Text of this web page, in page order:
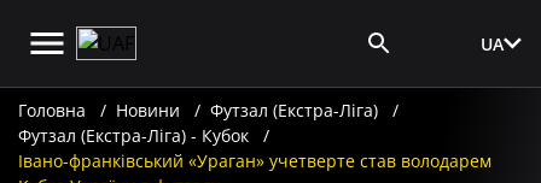
UA
Головна Новини
Футзал (Екстра-Ліга)
Футзал (Екстра-Ліга) - Кубок
Івано-франківський «Ураган» учетверте став володарем